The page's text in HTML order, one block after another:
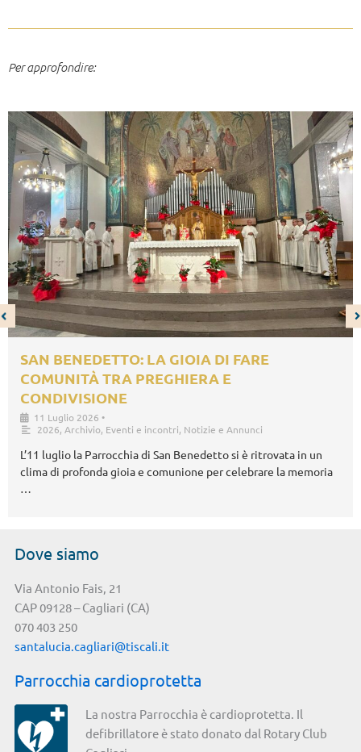
Per approfondire:
SAN BENEDETTO: LA GIOIA DI FARE
COMUNITÀ TRA PREGHIERA E
CONDIVISIONE
11 Luglio 2026 •
2026, Archivio, Eventi e incontri, Notizie e Annunci
L’11 luglio la Parrocchia di San Benedetto si è ritrovata in un
clima di profonda gioia e comunione per celebrare la memoria
…
Dove siamo
Via Antonio Fais, 21
CAP 09128 – Cagliari (CA)
070 403 250
santalucia.cagliari@tiscali.it
Parrocchia cardioprotetta
La nostra Parrocchia è cardioprotetta. Il
defibrillatore è stato donato dal Rotary Club